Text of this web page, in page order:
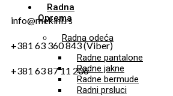
Radna
Oprema
Radna odeća
Radne pantalone
Radne jakne
Radne bermude
Radni prsluci
info@mekini.rs
+381 63 360 843 (Viber)
+381 63 87 11 206